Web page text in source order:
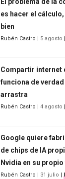
es hacer el
bien
Rubén Castro | 5 agosto |
Compartir internet
funciona de verdad
arrastra
Rubén Castro | 4 agosto |
Google quiere
de chips de IA
Nvidia en su
Rubén Castro | 31 julio |